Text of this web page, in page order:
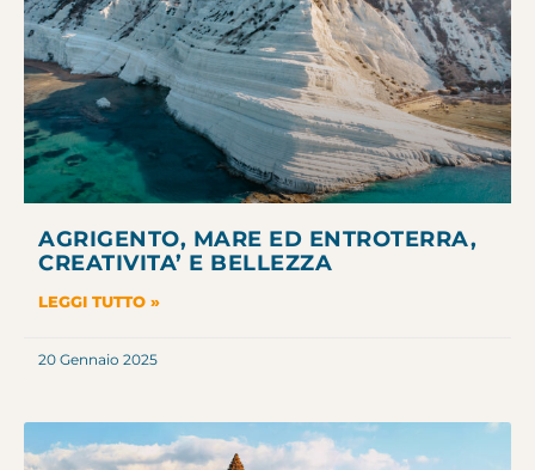
AGRIGENTO, MARE ED ENTROTERRA,
CREATIVITA’ E BELLEZZA
LEGGI TUTTO »
20 Gennaio 2025